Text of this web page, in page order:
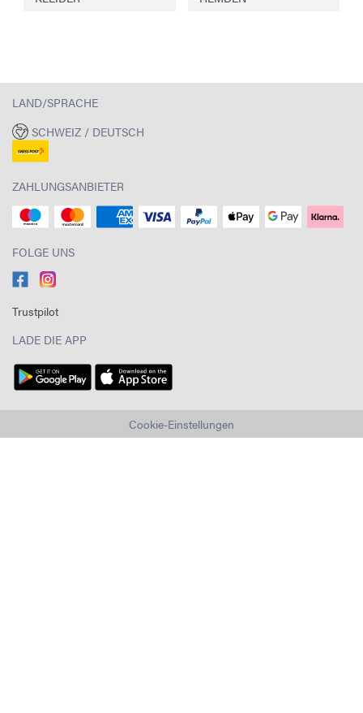
LAND/SPRACHE
SCHWEIZ / DEUTSCH
ZAHLUNGSANBIETER
FOLGE UNS
Trustpilot
LADE DIE APP
Cookie-Einstellungen